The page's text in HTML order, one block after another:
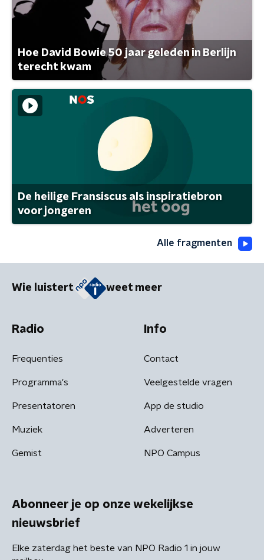
Hoe David Bowie 50 jaar geleden in Berlijn
terecht kwam
De heilige Fransiscus als inspiratiebron
voor jongeren
Alle fragmenten
Wie luistert weet meer
Radio
Frequenties
Programma's
Presentatoren
Muziek
Gemist
Info
Contact
Veelgestelde vragen
App de studio
Adverteren
NPO Campus
Abonneer je op onze wekelijkse
nieuwsbrief
Elke zaterdag het beste van NPO Radio 1 in jouw